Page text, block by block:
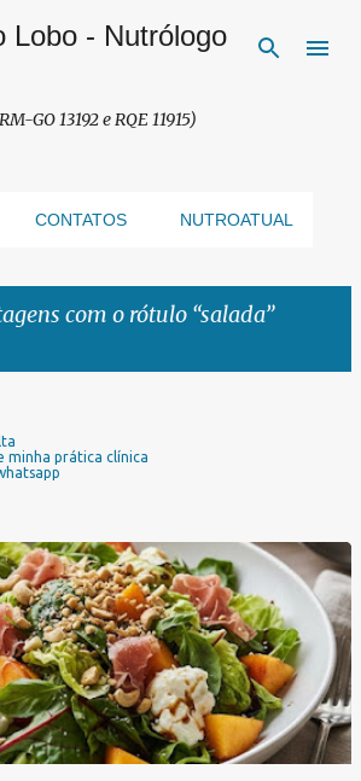
para o conteúdo principal
Lobo - Nutrólogo
GO 13192 e RQE 11915)
CONTATOS NUTROATUAL
com o rótulo salada
minha prática clínica